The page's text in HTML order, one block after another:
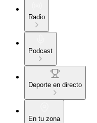
Radio
Podcast
Deporte en directo
En tu zona